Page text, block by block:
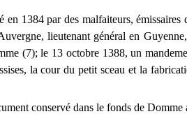
1384 par des malfaiteurs,
lieutenant général en
(7); le 13 octobre 1388, un
la cour du petit sceau et la
conservé dans le fonds de